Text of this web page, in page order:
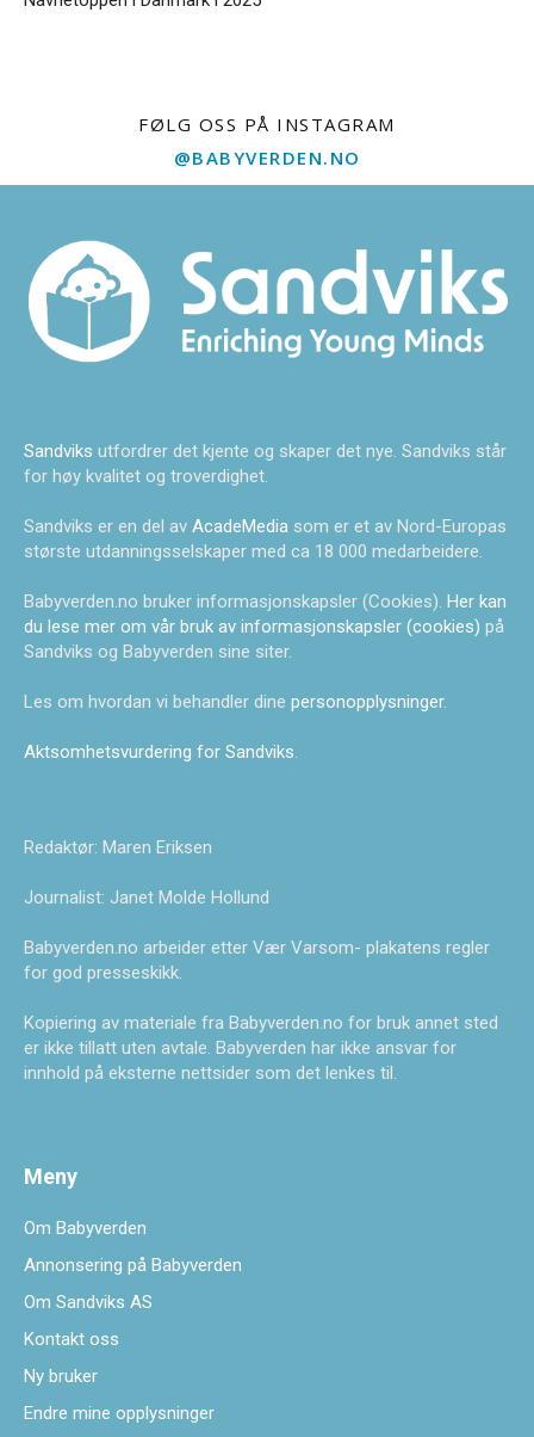
FØLG OSS PÅ INSTAGRAM
@BABYVERDEN.NO
Sandviks utfordrer det kjente og skaper det nye. Sandviks står
for høy kvalitet og troverdighet.
Sandviks er en del av AcadeMedia som er et av Nord-Europas
største utdanningsselskaper med ca 18 000 medarbeidere.
Babyverden.no bruker informasjonskapsler (Cookies). Her kan
du lese mer om vår bruk av informasjonskapsler (cookies) på
Sandviks og Babyverden sine siter.
Les om hvordan vi behandler dine personopplysninger.
Aktsomhetsvurdering for Sandviks.
Redaktør: Maren Eriksen
Journalist: Janet Molde Hollund
Babyverden.no arbeider etter Vær Varsom- plakatens regler
for god presseskikk.
Kopiering av materiale fra Babyverden.no for bruk annet sted
er ikke tillatt uten avtale. Babyverden har ikke ansvar for
innhold på eksterne nettsider som det lenkes til.
Meny
Om Babyverden
Annonsering på Babyverden
Om Sandviks AS
Kontakt oss
Ny bruker
Endre mine opplysninger